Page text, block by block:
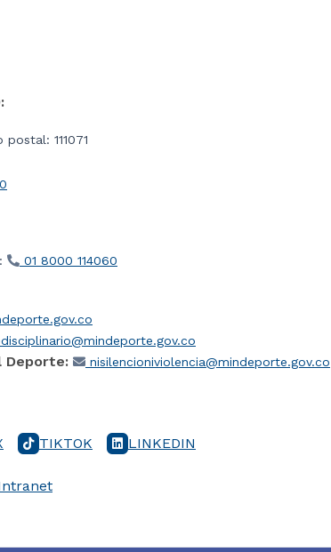
111071
01 8000 114060
Deporte: nisilencioniviolencia@mindeporte.gov.co
TIKTOK LINKEDIN